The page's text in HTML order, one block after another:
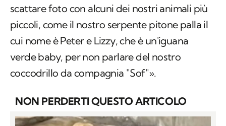
scattare foto con alcuni dei nostri animali più
piccoli, come il nostro serpente pitone palla il
cui nome è Peter e Lizzy, che è un'iguana
verde baby, per non parlare del nostro
coccodrillo da compagnia "Sof"».
NON PERDERTI QUESTO ARTICOLO